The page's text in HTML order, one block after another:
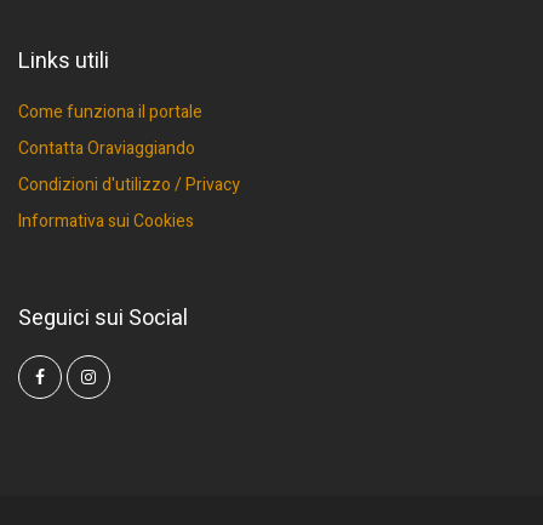
Links utili
Come funziona il portale
Contatta Oraviaggiando
Condizioni d'utilizzo / Privacy
Informativa sui Cookies
Seguici sui Social